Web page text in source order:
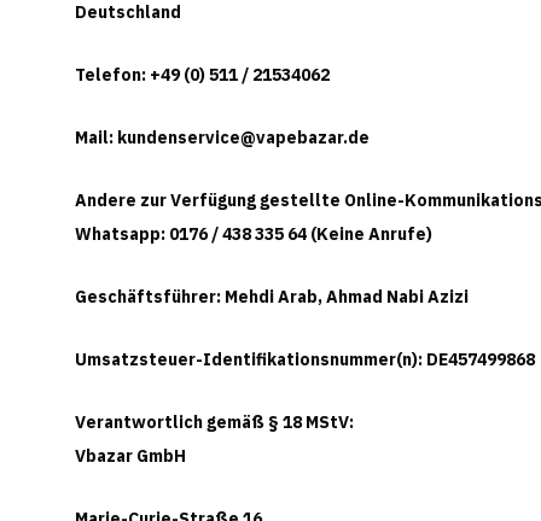
Deutschland
Telefon: +49 (0) 511 / 21534062
Mail: kundenservice@vapebazar.de
Andere zur Verfügung gestellte Online-
Whatsapp: 0176 / 438 335 64 (Keine Anrufe)
Geschäftsführer: Mehdi Arab, Ahmad Nabi Azizi
Umsatzsteuer-Identifikationsnummer(n): DE457499868
Verantwortlich gemäß § 18 MStV:
Vbazar GmbH